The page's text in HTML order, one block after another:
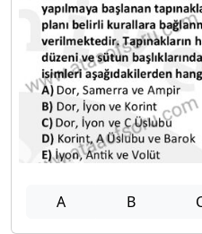
A B